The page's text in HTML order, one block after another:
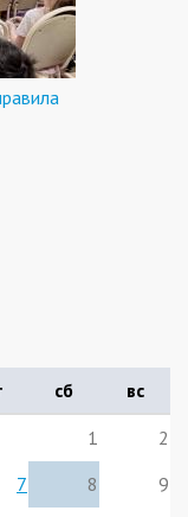
сб
вс
1
2
7 8
9